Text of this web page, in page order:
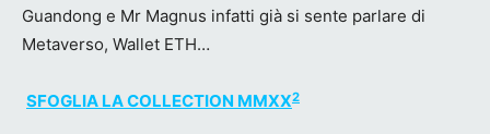
Guandong e Mr Magnus infatti già si sente parlare di
Metaverso, Wallet ETH…
SFOGLIA LA COLLECTION MMXX2